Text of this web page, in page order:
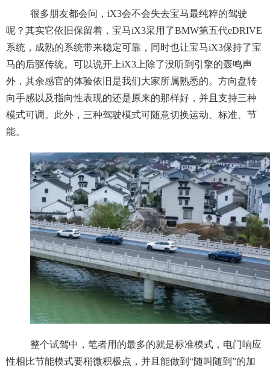
很多朋友都会问，iX3会不会失去宝马最纯粹的驾驶
呢？其实它依旧保留着，宝马iX3采用了BMW第五代eDRIVE
系统，成熟的系统带来稳定可靠，同时也让宝马iX3保持了宝
马的后驱传统。可以说开上iX3上除了没听到引擎的轰鸣声
外，其余感官的体验依旧是我们大家所属熟悉的。方向盘转
向手感以及指向性表现的还是原来的那样好，并且支持三种
模式可调。此外，三种驾驶模式可随意切换运动、标准、节
能。
整个试驾中，笔者用的最多的就是标准模式，电门响应
性相比节能模式要稍微积极点，并且能做到“随叫随到”的加